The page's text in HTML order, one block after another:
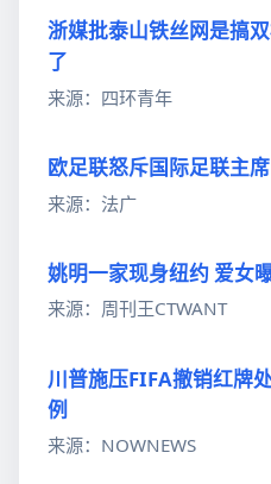
浙媒批泰山铁丝网是搞
了
来源：四环青年
欧足联怒斥国际足联主
来源：法广
姚明一家现身纽约 爱女
来源：周刊王CTWANT
川普施压FIFA撤销红牌
例
来源：NOWNEWS